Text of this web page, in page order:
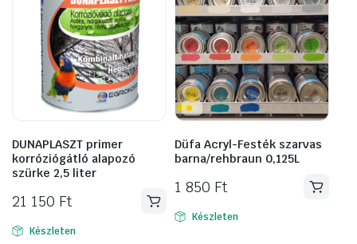
DUNAPLASZT primer
korróziógátló alapozó
szürke 2,5 liter
21 150 Ft
Készleten
Düfa Acryl-Festék szarvas
barna/rehbraun 0,125L
1 850 Ft
Készleten